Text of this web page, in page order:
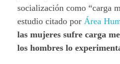
socialización como “carga
estudio citado por Área
las mujeres sufre carga
los hombres lo